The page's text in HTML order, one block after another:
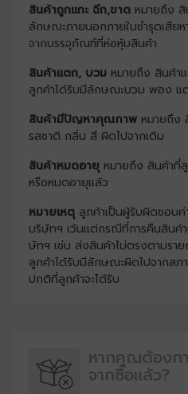
สินค้าถูกแกะ ฉีก,ขาดหมายถึง สิ
ลักษณะภายนอกภายในชำรุดเสีย
จากบรรจุภัณฑ์ที่ห่อหุ้มสินค้า
สินค้าแตก, บวมหมายถึง สินค้า
ลูกค้าได้รับมีลักษณะบวม พอง แ
สินค้ามีปัญหาคุณภาพหมายถึง
รสชาติ กลิ่น สี ผิดไปจากเดิม
สินค้าหมดอายุหมายถึง สินค้าที่ลู
หรือหมดอายุแล้ว
หมายเหตุลูกค้าเป็นผู้รับผิดชอบค่
บริษัทฯ เว้นแต่กรณีที่การคืนสินค้
ษัทฯ เช่น ส่งสินค้าไม่ตรงตามรา
ลูกค้าได้รับมีลักษณะผิดไปจากส
ปกติที่ลูกค้าจะได้รับ
หากคุณต้องก
จากซื้อแล้ว?